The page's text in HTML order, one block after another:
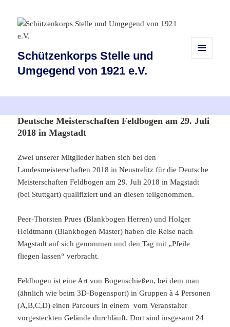
Schützenkorps Stelle und
Umgegend von 1921 e.V.
Deutsche Meisterschaften Feldbogen am 29. Juli
2018 in Magstadt
Zwei unserer Mitglieder haben sich bei den
Landesmeisterschaften 2018 in Neustrelitz für die Deutsche
Meisterschaften Feldbogen am 29. Juli 2018 in Magstadt
(bei Stuttgart) qualifiziert und an diesen teilgenommen.
Peer-Thorsten Prues (Blankbogen Herren) und Holger
Heidtmann (Blankbogen Master) haben die Reise nach
Magstadt auf sich genommen und den Tag mit „Pfeile
fliegen lassen“ verbracht.
Feldbogen ist eine Art von Bogenschießen, bei dem man
(ähnlich wie beim 3D-Bogensport) in Gruppen à 4 Personen
(A,B,C,D) einen Parcours in einem vom Veranstalter
vorgesteckten Gelände durchläuft. Dort sind insgesamt 24